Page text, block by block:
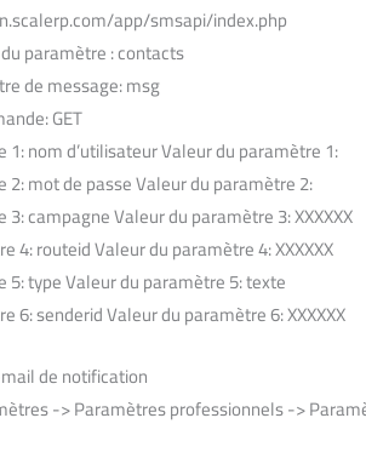
app/smsapi/index.php
paramètre : contacts
de message: msg
GET
1: nom d’utilisateur Valeur du paramètre 1:
2: mot de passe Valeur du paramètre 2:
campagne Valeur du paramètre 3: XXXXXX
4: routeid Valeur du paramètre 4: XXXXXX
5: type Valeur du paramètre 5: texte
6: senderid Valeur du paramètre 6: XXXXXX
de notification
-> Paramètres professionnels ->